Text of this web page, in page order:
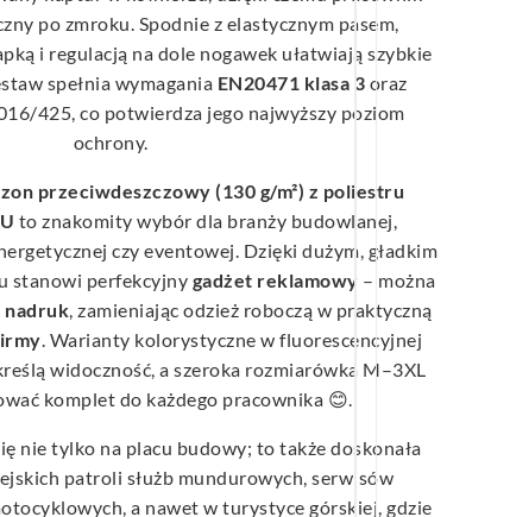
po zmroku. Spodnie z elastycznym pasem,
i regulacją na dole nogawek ułatwiają szybkie
spełnia wymagania EN20471 klasa 3 oraz
425, co potwierdza jego najwyższy poziom
ochrony.
przeciwdeszczowy (130 g/m²) z poliestru
to znakomity wybór dla branży budowlanej,
czy eventowej. Dzięki dużym, gładkim
stanowi perfekcyjny gadżet reklamowy – można
nadruk, zamieniając odzież roboczą w praktyczną
. Warianty kolorystyczne w fluorescencyjnej
widoczność, a szeroka rozmiarówka M–3XL
komplet do każdego pracownika 😊.
nie tylko na placu budowy; to także doskonała
patroli służb mundurowych, serwisów
a nawet w turystyce górskiej, gdzie